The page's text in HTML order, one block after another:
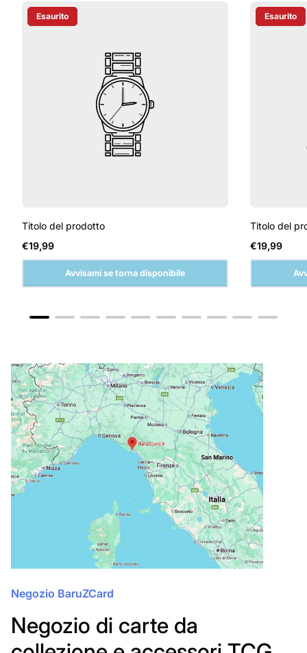
Etichetta Del Prodotto:
Esaurito
Titolo del prodotto
Prezzo
normale
€19,99
Avvisami se torna disponibile
Etichetta
Esaurito
Titolo del
Prezzo
normale
€19,99
Negozio BaruZCard
Negozio di carte da